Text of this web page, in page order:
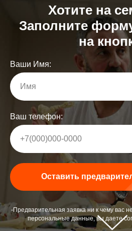
Хотите на
Заполните
на
Ваши Имя:
Имя
Ваш телефон:
+7(000)000-0000
Оставить
-Предварительная заявка ни к чему вас
персональные данные, вы даете